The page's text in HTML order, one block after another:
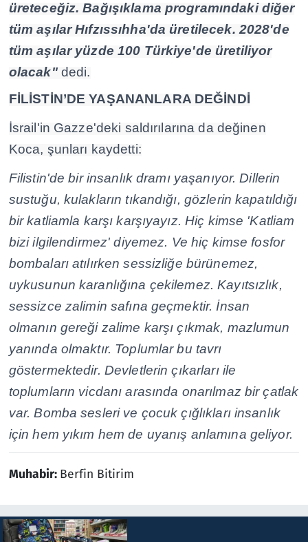
üreteceğiz. Bağışıklama programındaki diğer
tüm aşılar Hıfzıssıhha'da üretilecek. 2028'de
tüm aşılar yüzde 100 Türkiye'de üretiliyor
olacak"dedi.
FİLİSTİN’DE YAŞANANLARA DEĞİNDİ
İsrail'in Gazze'deki saldırılarına da değinen
Koca, şunları kaydetti:
Filistin'de bir insanlık dramı yaşanıyor. Dillerin
sustuğu, kulakların tıkandığı, gözlerin kapatıldığı
bir katliamla karşı karşıyayız. Hiç kimse 'Katliam
bizi ilgilendirmez' diyemez. Ve hiç kimse fosfor
bombaları atılırken sessizliğe bürünemez,
uykusunun karanlığına çekilemez. Kayıtsızlık,
sessizce zalimin safına geçmektir. İnsan
olmanın gereği zalime karşı çıkmak, mazlumun
yanında olmaktır. Toplumlar bu tavrı
göstermektedir. Devletlerin çıkarları ile
toplumların vicdanı arasında onarılmaz bir çatlak
var. Bomba sesleri ve çocuk çığlıkları insanlık
için hem yıkım hem de uyanış anlamına geliyor.
Muhabir: Berfin Bitirim